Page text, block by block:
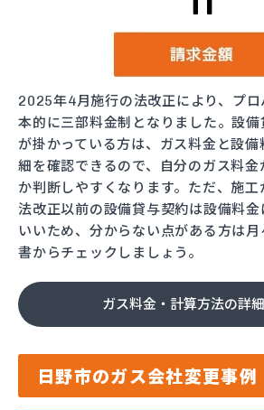
2025年4月施行の法改正により、プ
本的に三部料金制となりました。設
が掛かっている方は、ガス料金と設備
細を確認できるので、自分のガス料金
か判断しやすくなります。ただ、施工
法改正以前の設備貸与契約は設備料金
いいため、分からない点がある方は
書からチェックしましょう。
ガス料金・計算方法の詳
日野市のガス会社変更事例